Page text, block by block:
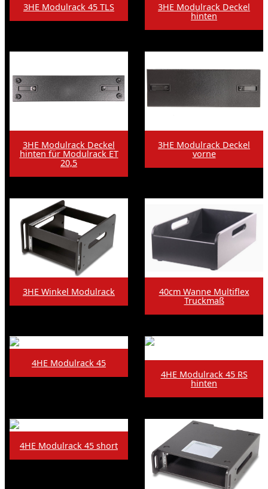
3HE Modulrack 45 TLS 3HE Modulrack Deckel
hinten
3HE Modulrack Deckel
hinten für Modulrack ET
20,5
3HE Modulrack Deckel
vorne
3HE Winkel Modulrack 40cm Wanne Multiflex
Truckmaß
4HE Modulrack 45
4HE Modulrack 45 RS
hinten
4HE Modulrack 45 short